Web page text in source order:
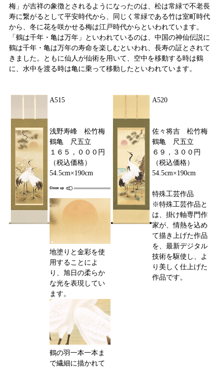
梅」が吉祥の象徴とされるようになったのは、松は常緑で不老長
寿に繋がるとして平安時代から、同じく常緑である竹は室町時代
から、冬に花を咲かせる梅は江戸時代からといわれています。
「鶴は千年・亀は万年」といわれているのは、中国の神仙伝説に
鶴は千年・亀は万年の寿命を楽しむといわれ、長寿の証とされて
きました。ともに仙人が仙術を用いて、空中を移動する時は鶴
に、水中を渡る時は亀に乗って移動したといわれています。
A515
浅野寿峰 松竹梅
鶴亀 尺五立
１６５，０００円
（税込価格）
54.5cm×190cm
地塗りと金彩を使
用することによ
り、旭日の柔らか
な光を表現してい
ます。
鶴の羽一本一本ま
で繊細に描かれて
A520
佐々将吉 松竹梅
鶴亀 尺五立
６９，３００円
（税込価格）
54.5cm×190cm
特殊工芸作品
※特殊工芸作品と
は、掛け軸専門作
家が、情熱を込め
て描き上げた作品
を、最新デジタル
技術を駆使し、よ
り美しく仕上げた
作品です。